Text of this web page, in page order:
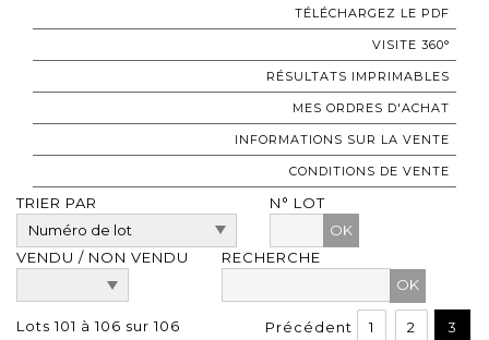
TÉLÉCHARGEZ LE PDF
VISITE 360°
RÉSULTATS IMPRIMABLES
MES ORDRES D'ACHAT
INFORMATIONS SUR LA VENTE
CONDITIONS DE VENTE
TRIER PAR
N° LOT
OK
VENDU / NON VENDU
RECHERCHE
Lots 101 à 106 sur 106 Précédent 1 2 3